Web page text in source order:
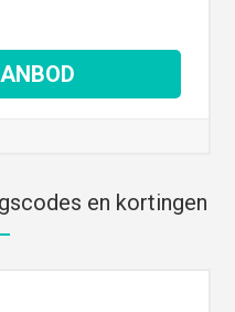
en kortingen